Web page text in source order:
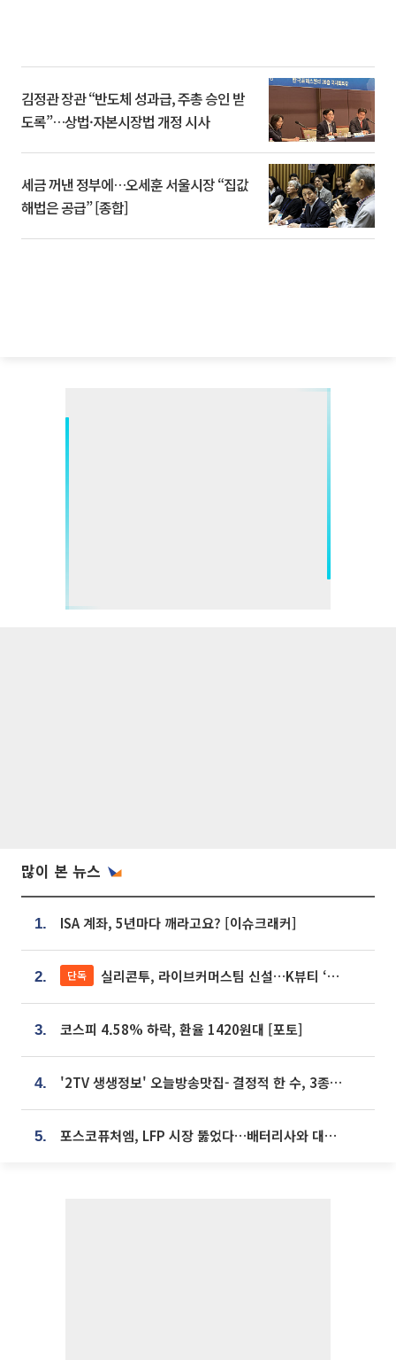
김정관 장관 “반도체 성과급, 주총 승인 받
도록”…상법·자본시장법 개정 시사
세금 꺼낸 정부에…오세훈 서울시장 “집값
해법은 공급” [종합]
많이 본 뉴스
1. ISA 계좌, 5년마다 깨라고요? [이슈크래커]
2. 단독 실리콘투, 라이브커머스팀 신설…K뷰티 ‘글로벌 판매망’ 확대[K뷰티 라방戰]
3. 코스피 4.58% 하락, 환율 1420원대 [포토]
4. '2TV 생생정보' 오늘방송맛집- 결정적 한 수, 3종 메밀면! 메밀 소바 맛집 '의○○○○'
5. 포스코퓨처엠, LFP 시장 뚫었다…배터리사와 대규모 장기 공급 합의